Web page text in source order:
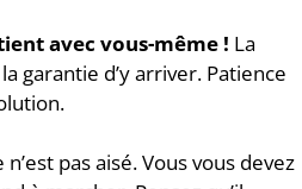
avec vous-même ! La
garantie d’y arriver. Patience
pas aisé. Vous vous devez